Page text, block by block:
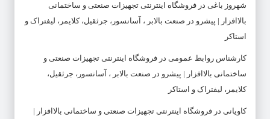
شهروز باغی در فروشگاه اینترنتی تجهیزات صنعتی و ساختمانی
بالاافزار | پیشرو در صنعت بالابر ، آسانسور، جرثقیل، کلایمر، لیفتراک و
استاکر
کارشناس روابط عمومی در فروشگاه اینترنتی تجهیزات صنعتی و
ساختمانی بالاافزار | پیشرو در صنعت بالابر ، آسانسور، جرثقیل،
کلایمر، لیفتراک و استاکر
کاویانی در فروشگاه اینترنتی تجهیزات صنعتی و ساختمانی بالاافزار |